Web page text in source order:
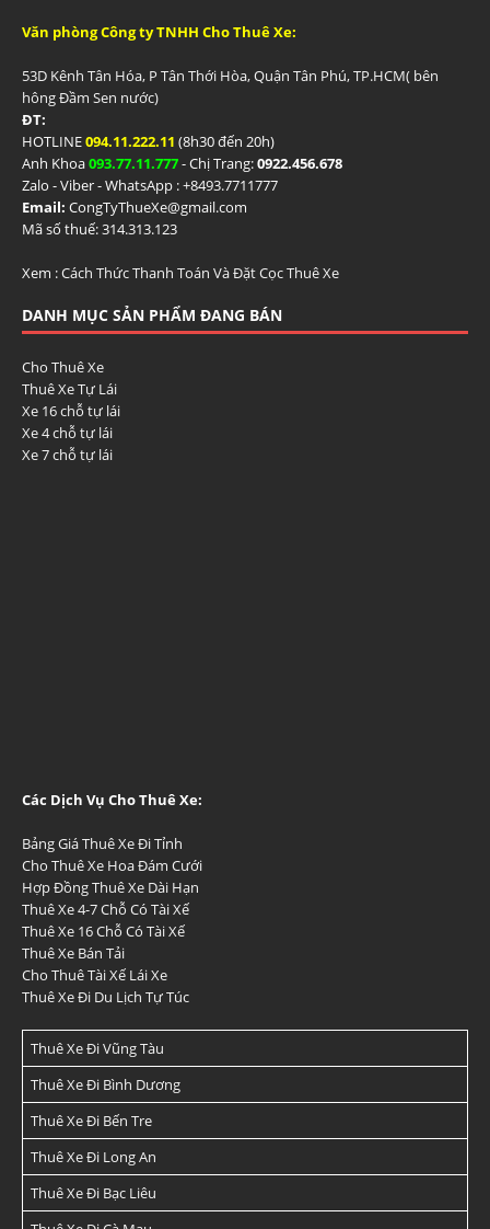
Văn phòng Công ty TNHH Cho Thuê Xe:
53D Kênh Tân Hóa, P Tân Thới Hòa, Quận Tân Phú, TP.HCM( bên
hông Đầm Sen nước)
ĐT:
HOTLINE094.11.222.11 (8h30 đến 20h)
Anh Khoa093.77.11.777- Chị Trang:0922.456.678
Zalo - Viber - WhatsApp : +8493.7711777
Email: CongTyThueXe@gmail.com
Mã số thuế: 314.313.123
Xem :Cách Thức Thanh Toán Và Đặt Cọc Thuê Xe
DANH MỤC SẢN PHẨM ĐANG BÁN
Cho Thuê Xe
Thuê Xe Tự Lái
Xe 16 chỗ tự lái
Xe 4 chỗ tự lái
Xe 7 chỗ tự lái
Các Dịch Vụ Cho Thuê Xe:
Bảng Giá Thuê Xe Đi Tỉnh
Cho Thuê Xe Hoa Đám Cưới
Hợp Đồng Thuê Xe Dài Hạn
Thuê Xe 4-7 Chỗ Có Tài Xế
Thuê Xe 16 Chỗ Có Tài Xế
Thuê Xe Bán Tải
Cho Thuê Tài Xế Lái Xe
Thuê Xe Đi Du Lịch Tự Túc
Thuê Xe Đi Vũng Tàu
Thuê Xe Đi Bình Dương
Thuê Xe Đi Bến Tre
Thuê Xe Đi Long An
Thuê Xe Đi Bạc Liêu